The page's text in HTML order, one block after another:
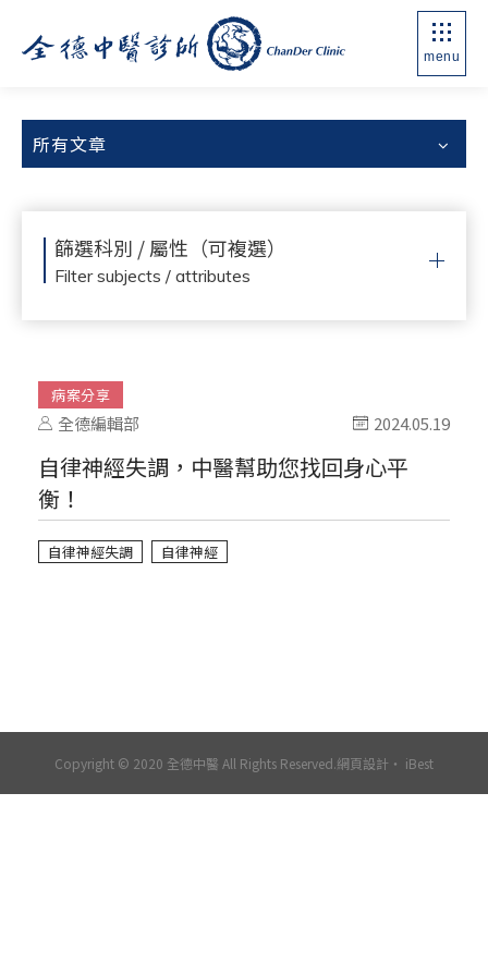
menu
所有文章
篩選科別 / 屬性（可複選）
Filter subjects / attributes
病案分享
全德編輯部 2024.05.19
自律神經失調，中醫幫助您找回身心平
衡！
自律神經失調 自律神經
Copyright © 2020 全德中醫 All Rights Reserved.網頁設計 ‧ iBest